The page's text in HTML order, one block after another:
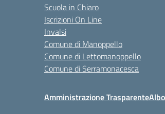
Scuola in Chiaro
Iscrizioni On Line
Invalsi
Comune di Manoppello
Comune di Lettomanoppello
Comune di Serramonacesca
Amministrazione Trasparente